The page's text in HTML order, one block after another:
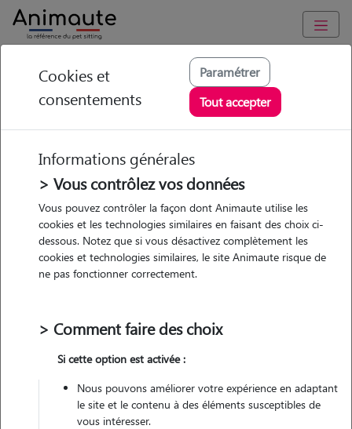
Animaute Hauts-de-France Somme /Roye
Alicia - Petsitter à
TILLOLOY
• 20 ans
Véhiculé
Contacter
Cookies et
consentements
Paramétrer
Tout accepter
Informations générales
> Vous contrôlez vos données
Vous pouvez contrôler la façon dont Animaute utilise les
cookies et les technologies similaires en faisant des choix ci-
dessous. Notez que si vous désactivez complètement les
cookies et technologies similaires, le site Animaute risque de
ne pas fonctionner correctement.
> Comment faire des choix
Si cette option est activée :
Nous pouvons améliorer votre expérience en adaptant
le site et le contenu à des éléments susceptibles de
vous intéresser.